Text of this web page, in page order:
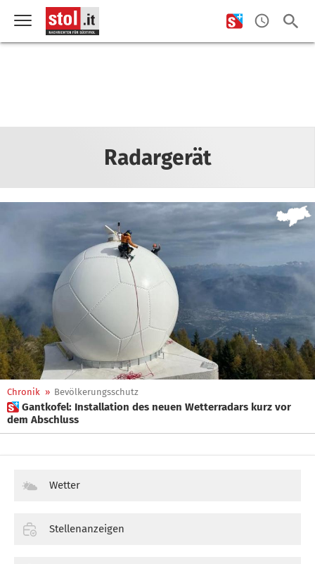
Radargerät
Chronik » Bevölkerungsschutz
 Gantkofel: Installation des neuen Wetterradars kurz vor
dem Abschluss
Wetter
Stellenanzeigen